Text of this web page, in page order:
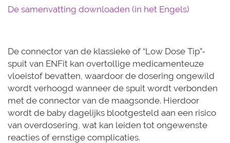
De samenvatting downloaden (in het Engels)
De connector van de klassieke of “Low Dose Tip”-
spuit van ENFit kan overtollige medicamenteuze
vloeistof bevatten, waardoor de dosering ongewild
wordt verhoogd wanneer de spuit wordt verbonden
met de connector van de maagsonde. Hierdoor
wordt de baby dagelijks blootgesteld aan een risico
van overdosering, wat kan leiden tot ongewenste
reacties of ernstige complicaties.